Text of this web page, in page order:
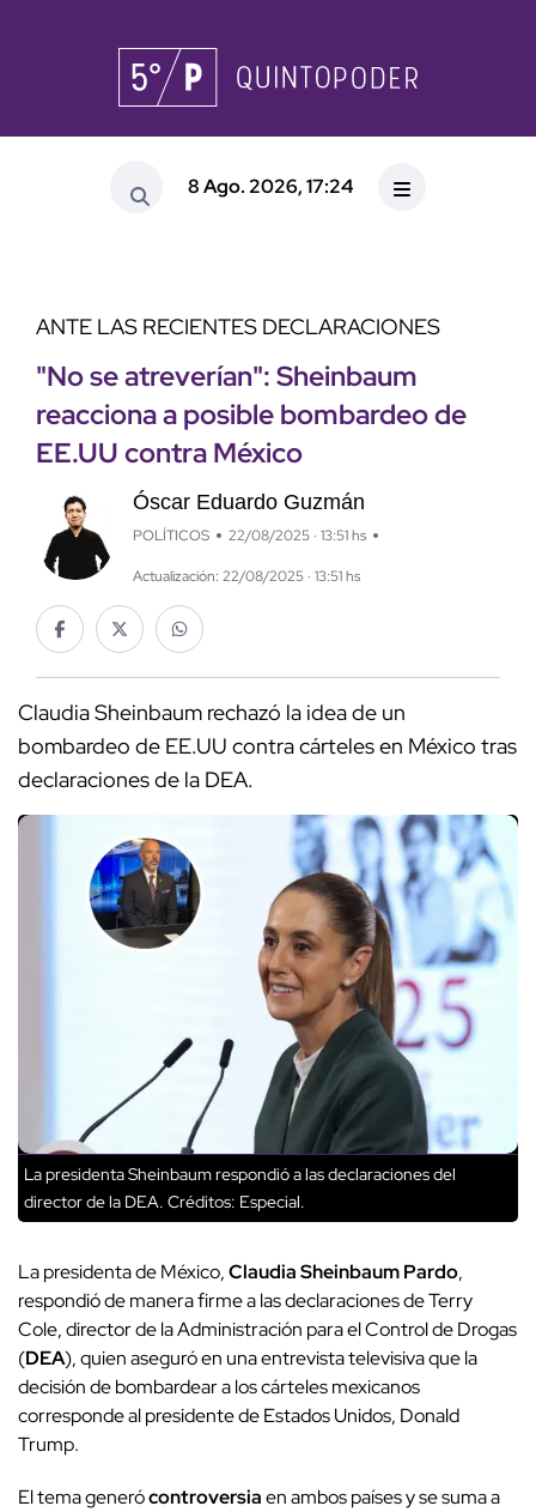
8 Ago. 2026, 17:24
ANTE LAS RECIENTES DECLARACIONES
"No se atreverían": Sheinbaum
reacciona a posible bombardeo de
EE.UU contra México
Óscar Eduardo Guzmán
POLÍTICOS 22/08/2025 · 13:51 hs
Actualización: 22/08/2025 · 13:51 hs
Claudia Sheinbaum rechazó la idea de un
bombardeo de EE.UU contra cárteles en México tras
declaraciones de la DEA.
La presidenta Sheinbaum respondió a las declaraciones del
director de la DEA. Créditos: Especial.
La presidenta de México,Claudia Sheinbaum Pardo,
respondió de manera firme a las declaraciones de Terry
Cole, director de la Administración para el Control de Drogas
(DEA), quien aseguró en una entrevista televisiva que la
decisión de bombardear a los cárteles mexicanos
corresponde al presidente de Estados Unidos, Donald
Trump.
El tema generócontroversiaen ambos países y se suma a